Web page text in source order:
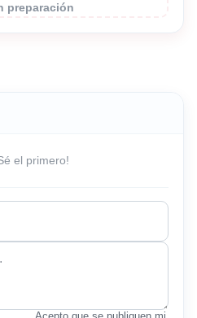
preparación
el primero!